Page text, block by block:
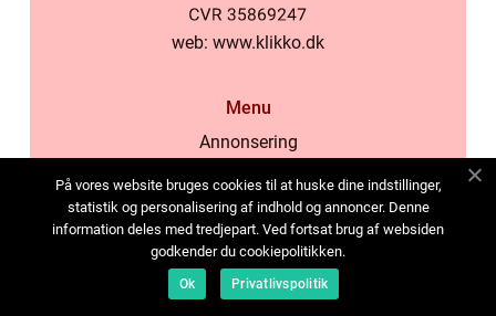
web: www.klikko.dk
Menu
Annonsering
Cookies
Kontakta oss
Sitemap
På vores website bruges cookies til at huske dine indstillinger,
statistik og personalisering af indhold og annoncer. Denne
information deles med tredjepart. Ved fortsat brug af websiden
godkender du cookiepolitikken.
Ok Privatlivspolitik